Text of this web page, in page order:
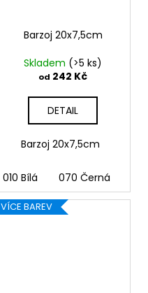
Barzoj 20x7,5cm
Skladem (>5 ks)
od 242 Kč
DETAIL
Barzoj 20x7,5cm
010 Bílá 070 Černá
VÍCE BAREV